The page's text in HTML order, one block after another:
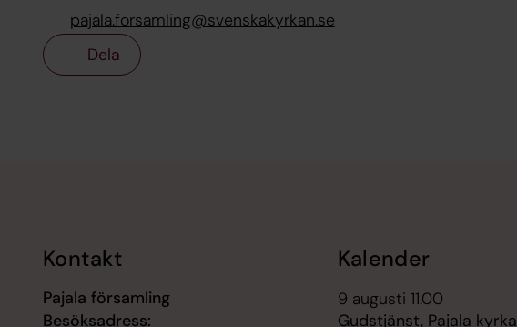
pajala.forsamling@svenskakyrkan.se
Dela
Kontakt
Pajala församling
Besöksadress:
Kalender
9 augusti 11.00
Gudstjänst, Pajala kyrka